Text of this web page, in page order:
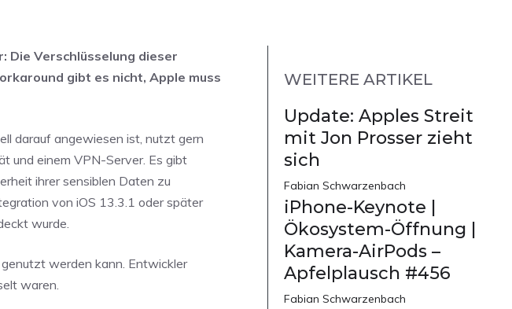
Die Verschlüsselung dieser
gibt es nicht, Apple muss
darauf angewiesen ist, nutzt gern
und einem VPN-Server. Es gibt
ihrer sensiblen Daten zu
von iOS 13.3.1 oder später
wurde.
werden kann. Entwickler
waren.
WEITERE ARTIKEL
Update: Apples Streit
mit Jon Prosser zieht
sich
Fabian Schwarzenbach
iPhone-Keynote |
Ökosystem-Öffnung |
Kamera-AirPods –
Apfelplausch #456
Fabian Schwarzenbach